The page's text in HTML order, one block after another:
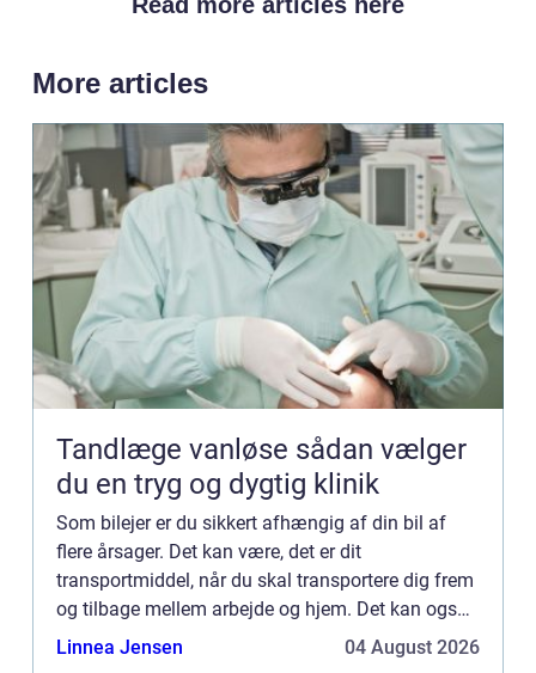
More articles
Tandlæge vanløse sådan vælger
du en tryg og dygtig klinik
Som bilejer er du sikkert afhængig af din bil af
flere årsager. Det kan være, det er dit
transportmiddel, når du skal transportere dig frem
og tilbage mellem arbejde og hjem. Det kan også
være, at du er en børnefamilie, hvor der er behov
Linnea Jensen 04 August 2026